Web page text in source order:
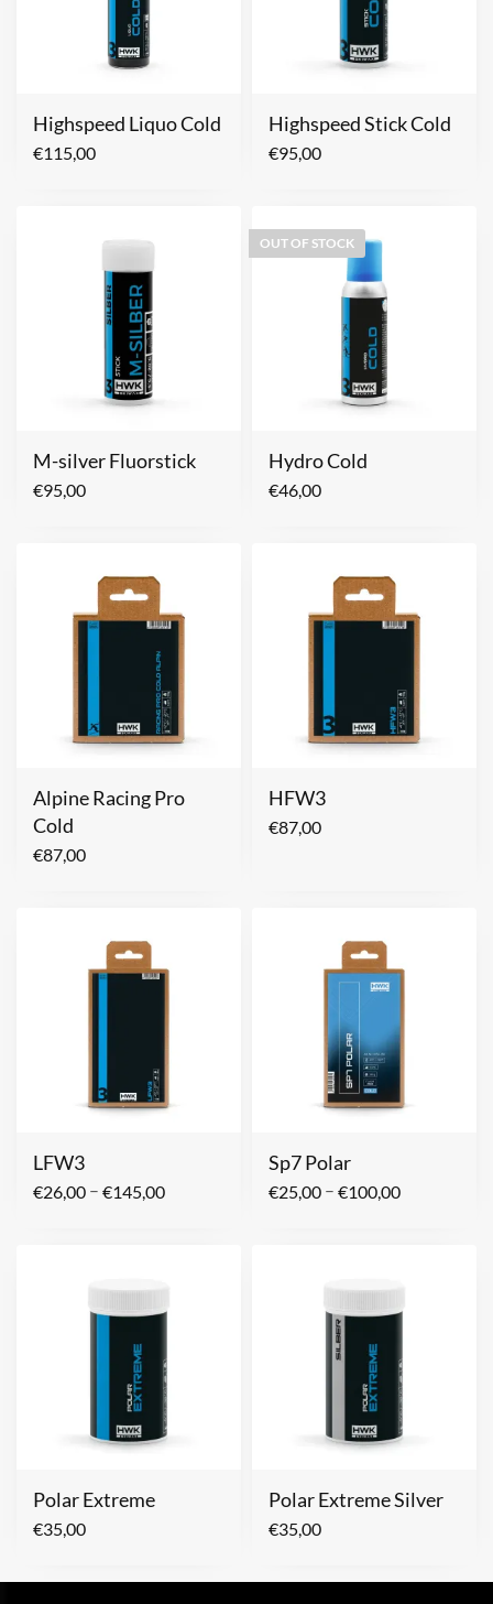
Highspeed Liquo Cold
€115,00
Highspeed Stick Cold
€95,00
M-silver Fluorstick
€95,00
OUT OF STOCK
Hydro Cold
€46,00
Alpine Racing Pro
Cold
€87,00
HFW3
€87,00
LFW3
€26,00 – €145,00
Sp7 Polar
€25,00 – €100,00
Polar Extreme
€35,00
Polar Extreme Silver
€35,00